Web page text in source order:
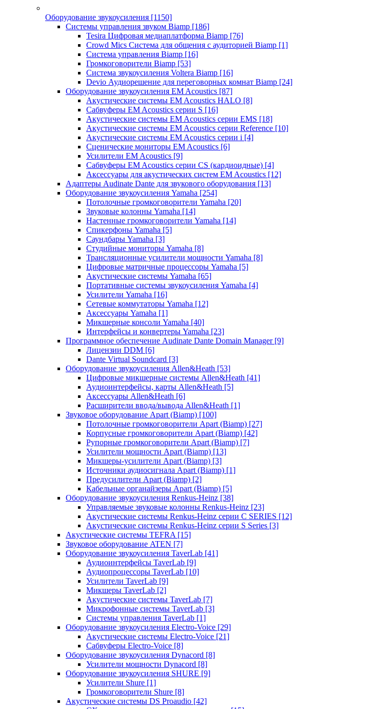
Оборудование звукоусиления [1150]
Системы управления звуком Biamp [186]
Tesira Цифровая медиаплатформа Biamp [76]
Crowd Mics Система для общения с аудиторией Biamp [1]
Система управления Biamp [16]
Громкоговорители Biamp [53]
Система звукоусиления Voltera Biamp [16]
Devio Аудиорешение для переговорных комнат Biamp [24]
Оборудование звукоусиления EM Acoustics [87]
Акустические системы EM Acoustics HALO [8]
Сабвуферы EM Acoustics серии S [16]
Акустические системы EM Acoustics серии EMS [18]
Акустические системы EM Acoustics серии Reference [10]
Акустические системы EM Acoustics серии i [4]
Сценические мониторы EM Acoustics [6]
Усилители EM Acoustics [9]
Сабвуферы EM Acoustics серии CS (кардиоидные) [4]
Аксессуары для акустических систем EM Acoustics [12]
Адаптеры Audinate Dante для звукового оборудования [13]
Оборудование звукоусиления Yamaha [254]
Потолочные громкоговорители Yamaha [20]
Звуковые колонны Yamaha [14]
Настенные громкоговорители Yamaha [14]
Спикерфоны Yamaha [5]
Саундбары Yamaha [3]
Студийные мониторы Yamaha [8]
Трансляционные усилители мощности Yamaha [8]
Цифровые матричные процессоры Yamaha [5]
Акустические системы Yamaha [65]
Портативные системы звукоусиления Yamaha [4]
Усилители Yamaha [16]
Сетевые коммутаторы Yamaha [12]
Аксессуары Yamaha [1]
Микшерные консоли Yamaha [40]
Интерфейсы и конвертеры Yamaha [23]
Программное обеспечение Audinate Dante Domain Manager [9]
Лицензии DDM [6]
Dante Virtual Soundcard [3]
Оборудование звукоусиления Allen&Heath [53]
Цифровые микшерные системы Allen&Heath [41]
Аудиоинтерфейсы, карты Allen&Heath [5]
Аксессуары Allen&Heath [6]
Расширители ввода/вывода Allen&Heath [1]
Звуковое оборудование Apart (Biamp) [100]
Потолочные громкоговорители Apart (Biamp) [27]
Корпусные громкоговорители Apart (Biamp) [42]
Рупорные громкоговорители Apart (Biamp) [7]
Усилители мощности Apart (Biamp) [13]
Микшеры-усилители Apart (Biamp) [3]
Источники аудиосигнала Apart (Biamp) [1]
Предусилители Apart (Biamp) [2]
Кабельные органайзеры Apart (Biamp) [5]
Оборудование звукоусиления Renkus-Heinz [38]
Управляемые звуковые колонны Renkus-Heinz [23]
Акустические системы Renkus-Heinz серии C SERIES [12]
Акустические системы Renkus-Heinz серии S Series [3]
Акустические системы TEFRA [15]
Звуковое оборудование ATEN [7]
Оборудование звукоусиления TaverLab [41]
Аудиоинтерфейсы TaverLab [9]
Аудиопроцессоры TaverLab [10]
Усилители TaverLab [9]
Микшеры TaverLab [2]
Акустические системы TaverLab [7]
Микрофонные системы TaverLab [3]
Системы управления TaverLab [1]
Оборудование звукоусиления Electro-Voice [29]
Акустические системы Electro-Voice [21]
Сабвуферы Electro-Voice [8]
Оборудование звукоусиления Dynacord [8]
Усилители мощности Dynacord [8]
Оборудование звукоусиления SHURE [9]
Усилители Shure [1]
Громкоговорители Shure [8]
Акустические системы DS Proaudio [42]